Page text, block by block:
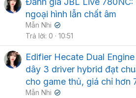
ngoại hình lẫn chất âm
Mẫn Nhi ✔
Trả lời 0 10:51
Edifier Hecate Dual
dây 3 driver hybrid đạt
cho game thủ, giá chỉ hơn
Mẫn Nhi ✔